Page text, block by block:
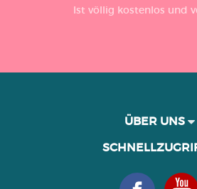
Ist völlig kostenlos und
ÜBER UNS